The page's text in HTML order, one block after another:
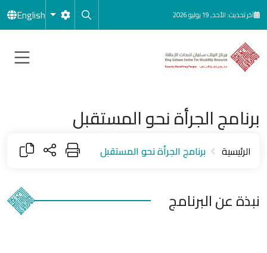
تجاوز إلى المحتوى الرئيسي
آخر تحديث: الأحد, 19 يوليو 2026 English
برنامج الجرأة نحو المستقبل
الرئيسية برنامج الجرأة نحو المستقبل
نبذة عن البرنامج